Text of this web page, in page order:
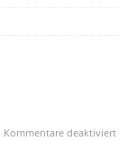
Kommentare deaktiviert